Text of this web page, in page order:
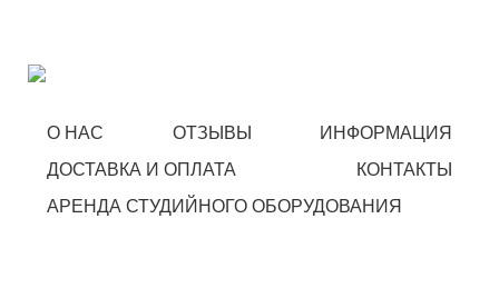
О НАС ОТЗЫВЫ
ИНФОРМАЦИЯ
ДОСТАВКА И ОПЛАТА
КОНТАКТЫ
АРЕНДА СТУДИЙНОГО ОБОРУДОВАНИЯ